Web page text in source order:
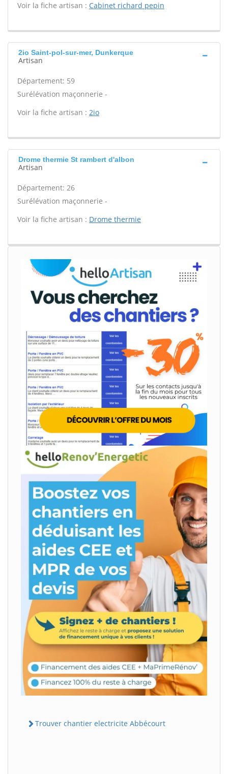
Voir la fiche artisan : Cabinet richard pepin
2io Saint-pol-sur-mer, Dunkerque
Artisan
Département: 59
Surélévation maçonnerie -
Voir la fiche artisan : 2io
Drome thermie St rambert d'albon
Artisan
Département: 26
Surélévation maçonnerie -
Voir la fiche artisan : Drome thermie
Trouver chantier electricite Abbécourt